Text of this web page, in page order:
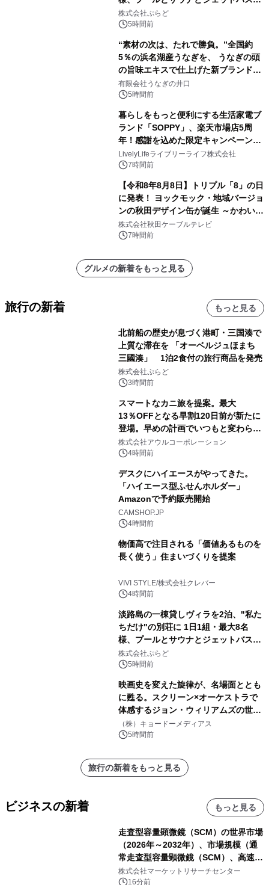
きで Villa Mon Temps AWAJIの連泊
素泊りプラン
株式会社ぷらど
5時間前
“素材の次は、たれで勝負。”全国約
5％の浜名湖産うなぎを、 うなぎの頭
の旨味エキスで仕上げた新ブランド
「井口の誉」誕生
有限会社うなぎの井口
5時間前
暮らしをもっと便利にする生活家電ブ
ランド「SOPPY」、楽天市場店5周
年！感謝を込めた限定キャンペーンを
8月10日より開催
LivelyLifeライブリーライフ株式会社
7時間前
【令和8年8月8日】トリプル「8」の日
に発表！ ヨックモック・地域バージョ
ンの秋田デザイン缶が誕生 ～かわいい
秋田犬の子犬と秋田の四季と名所を巡
るパッケージ～ 9月1日(火)秋田県内で
株式会社秋田ケーブルテレビ
7時間前
グルメの新着をもっと見る
旅行の新着 もっと見る
北前船の歴史が息づく港町・三国湊で
上質な滞在を 「オーベルジュほまち
三國湊」 1泊2食付の旅行商品を発売
株式会社ぷらど
3時間前
スマートなカニ旅を提案。最大
13％OFFとなる早割120日前が新たに
登場。早めの計画でいつもと変わらぬ
大人の冬旅を。ー夕日ヶ浦温泉「佳松
苑 別邸ふうか」ー
株式会社アウルコーポレーション
4時間前
デスクにハイエースがやってきた。
「ハイエース型ふせんホルダー」
Amazonで予約販売開始
CAMSHOP.JP
4時間前
物価高で注目される「価値あるものを
長く使う」住まいづくりを提案
VIVI STYLE/株式会社クレバー
4時間前
淡路島の一棟貸しヴィラを2泊、"私た
ちだけ"の別荘に 1日1組・最大8名
様、プールとサウナとジェットバス付
きで Villa Mon Temps AWAJIの連泊
素泊りプラン
株式会社ぷらど
5時間前
映画史を変えた旋律が、名場面ととも
に甦る。スクリーン×オーケストラで
体感するジョン・ウィリアムズの世
界。ジョン・ウィリアムズ：シネマ・
スペクタキュラー・コンサート 開催決
（株）キョードーメディアス
5時間前
旅行の新着をもっと見る
ビジネスの新着 もっと見る
走査型容量顕微鏡（SCM）の世界市場
（2026年～2032年）、市場規模（通
常走査型容量顕微鏡（SCM）、高速走
査型容量顕微鏡（SCM））・分析レポ
ートを発表
株式会社マーケットリサーチセンター
16分前